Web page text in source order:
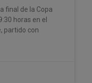
final de la Copa
horas en el
partido con